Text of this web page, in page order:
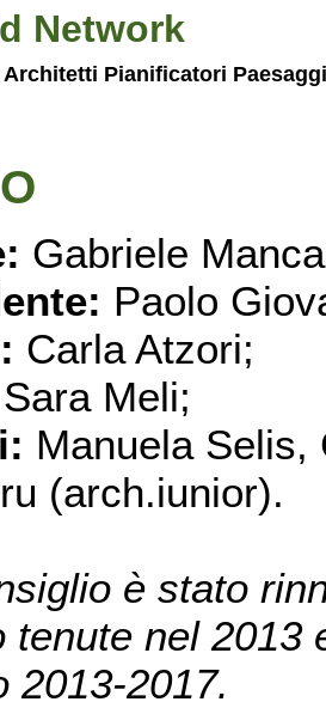
Pianificatori
Gabriele
Paolo
Carla Atzori;
Sara Meli;
Manuela Selis,
(arch.iunior).
è stato
tenute nel 2013
2013-2017.